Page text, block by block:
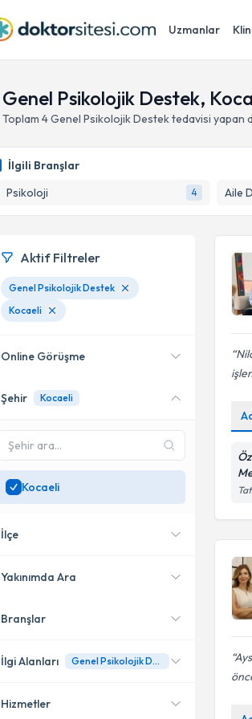
Uzmanlar
Genel Psikolojik Destek,
Toplam 4Genel Psikolojik Destektedavisi yapan
İlgili Branşlar
Psikoloji
4 Aile
Aktif Filtreler
Genel Psikolojik Destek
Kocaeli
Online Görüşme
Online danışmanlık sunan
SadeceKocaeli
uzman ara
Şehir Kocaeli
Kocaeli
İlçe
Gebze
Çayırova
Yakınımda Ara
Konumuma yakın uzmanları
Branşlar
Psikoloji
İlgi Alanları Genel Psikolojik Destek
Hizmetler